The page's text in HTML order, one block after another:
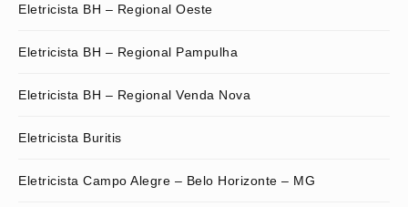
Eletricista BH – Regional Oeste
Eletricista BH – Regional Pampulha
Eletricista BH – Regional Venda Nova
Eletricista Buritis
Eletricista Campo Alegre – Belo Horizonte – MG